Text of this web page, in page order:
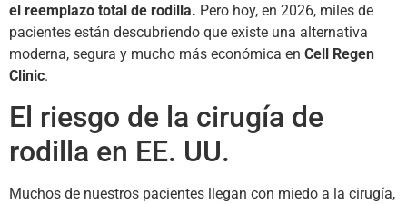
el reemplazo total de rodilla. Pero hoy, en 2026, miles de
pacientes están descubriendo que existe una alternativa
moderna, segura y mucho más económica en Cell Regen
Clinic.
El riesgo de la cirugía de
rodilla en EE. UU.
Muchos de nuestros pacientes llegan con miedo a la cirugía,